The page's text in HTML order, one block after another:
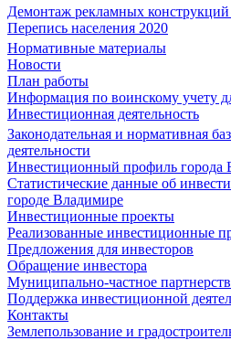
Демонтаж рекламных конструкций
Перепись населения 2020
Нормативные материалы
Новости
План работы
Информация по воинскому учету
Инвестиционная деятельность
Законодательная и нормативная
деятельности
Инвестиционный профиль города
Статистические данные об
городе Владимире
Инвестиционные проекты
Реализованные инвестиционные
Предложения для инвесторов
Обращение инвестора
Муниципально-частное
Поддержка инвестиционной
Контакты
Землепользование и